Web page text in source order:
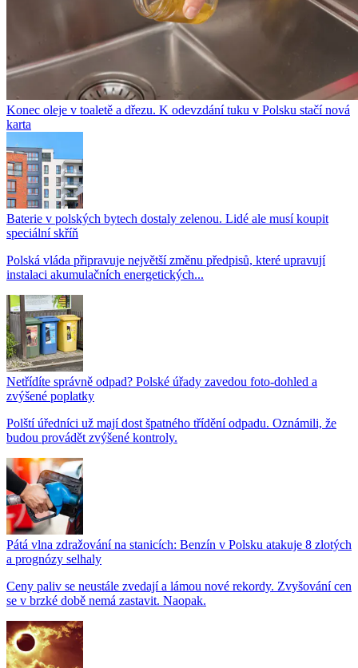
Konec oleje v toaletě a dřezu. K odevzdání tuku v Polsku stačí nová
karta
Baterie v polských bytech dostaly zelenou. Lidé ale musí koupit
speciální skříň
Polská vláda připravuje největší změnu předpisů, které upravují
instalaci akumulačních energetických...
Netřídíte správně odpad? Polské úřady zavedou foto-dohled a
zvýšené poplatky
Polští úředníci už mají dost špatného třídění odpadu. Oznámili, že
budou provádět zvýšené kontroly.
Pátá vlna zdražování na stanicích: Benzín v Polsku atakuje 8 zlotých
a prognózy selhaly
Ceny paliv se neustále zvedají a lámou nové rekordy. Zvyšování cen
se v brzké době nemá zastavit. Naopak.